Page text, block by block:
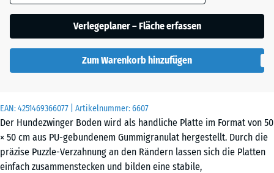
EAN:4251469366077 | Artikelnummer:6607
Der Hundezwinger Boden wird als handliche Platte im Format von 50
× 50 cm aus PU-gebundenem Gummigranulat hergestellt. Durch die
präzise Puzzle-Verzahnung an den Rändern lassen sich die Platten
einfach zusammenstecken und bilden eine stabile,
Produktdaten nicht
anders angegeben)
für die
Bedarfsberechnung
x
50
x 3
cm
|
Verlegeplaner – Fläche erfassen
Zum Warenkorb hinzufügen